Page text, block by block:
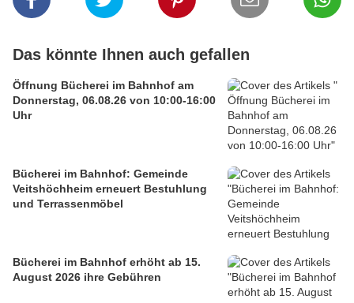
Das könnte Ihnen auch gefallen
Öffnung Bücherei im Bahnhof am
Donnerstag, 06.08.26 von 10:00-16:00
Uhr
Bücherei im Bahnhof: Gemeinde
Veitshöchheim erneuert Bestuhlung
und Terrassenmöbel
Bücherei im Bahnhof erhöht ab 15.
August 2026 ihre Gebühren